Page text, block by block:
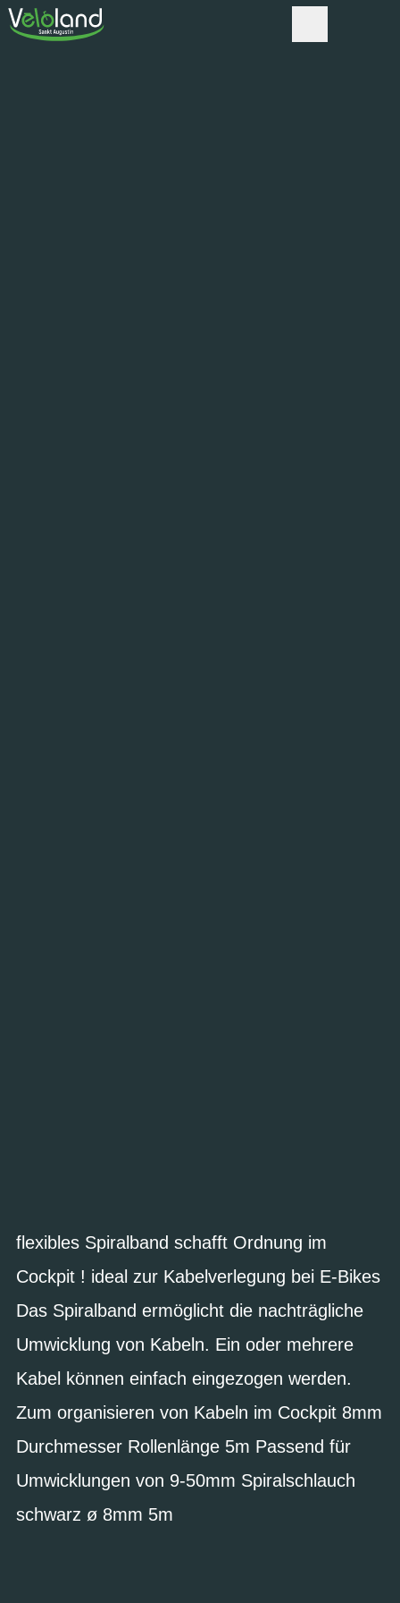
flexibles Spiralband schafft Ordnung im
Cockpit ! ideal zur Kabelverlegung bei E-Bikes
Das Spiralband ermöglicht die nachträgliche
Umwicklung von Kabeln. Ein oder mehrere
Kabel können einfach eingezogen werden.
Zum organisieren von Kabeln im Cockpit 8mm
Durchmesser Rollenlänge 5m Passend für
Umwicklungen von 9-50mm Spiralschlauch
schwarz ø 8mm 5m